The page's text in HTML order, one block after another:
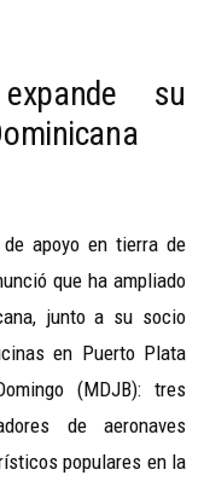
su
apoyo en tierra de
que ha ampliado
junto a su socio
en Puerto Plata
(MDJB): tres
de aeronaves
populares en la